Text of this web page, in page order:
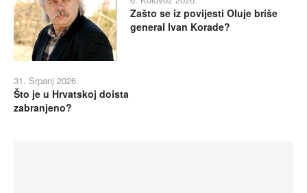
Zašto se iz povijesti Oluje briše
general Ivan Korade?
31. Srpanj 2026.
Što je u Hrvatskoj doista
zabranjeno?